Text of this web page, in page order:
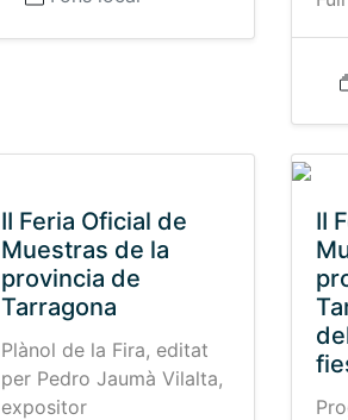
II Feria Oficial de
Muestras de la
provincia de
Tarragona
Plànol de la Fira, editat
per Pedro Jaumà Vilalta,
expositor
II